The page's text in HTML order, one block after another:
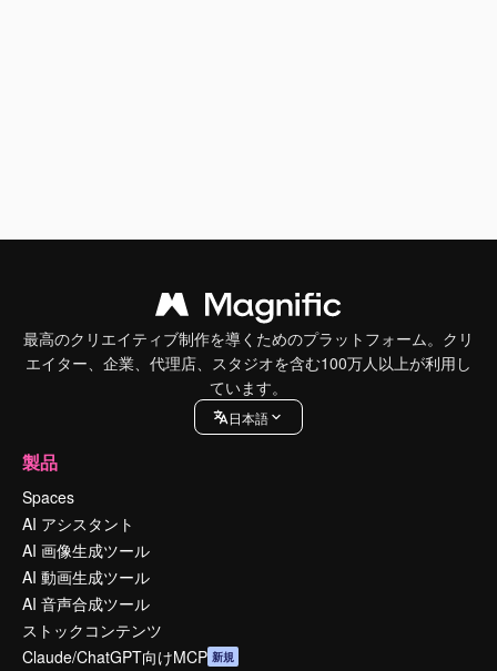
最高のクリエイティブ制作を導くためのプラットフォーム。クリ
エイター、企業、代理店、スタジオを含む100万人以上が利用し
ています。
日本語
製品
Spaces
AI アシスタント
AI 画像生成ツール
AI 動画生成ツール
AI 音声合成ツール
ストックコンテンツ
Claude/ChatGPT向けMCP 新規